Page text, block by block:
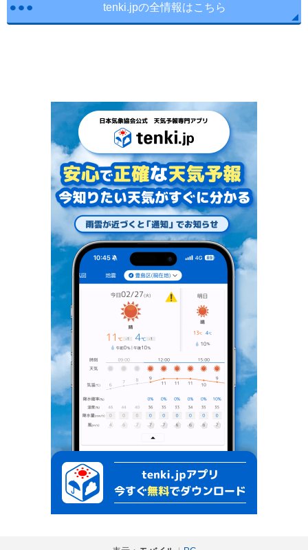
tenki.jpの全情報はこちら